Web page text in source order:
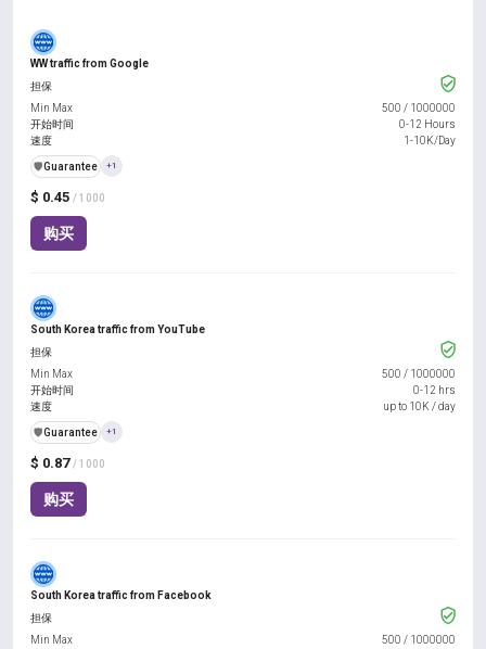
WW traffic from Google
$ 0.45 / 1000
购买
担保
Min Max
500 / 1000000
开始时间
0-12 Hours
速度
1-10K/Day
️🛡️Guarantee +1
South Korea traffic from YouTube
$ 0.87 / 1000
购买
担保
Min Max
500 / 1000000
开始时间
0-12 hrs
速度
up to 10K / day
️🛡️Guarantee +1
South Korea traffic from Facebook
担保
Min Max
500 / 1000000